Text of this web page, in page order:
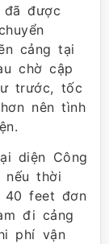
được
cảng tại
chờ cập
trước, tốc
nên tình
diện Công
thời
40 feet đơn
đi cảng
phí vận